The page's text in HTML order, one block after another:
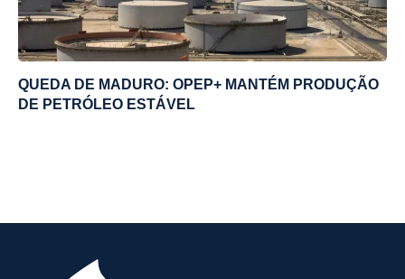
QUEDA DE MADURO: OPEP+ MANTÉM PRODUÇÃO
DE PETRÓLEO ESTÁVEL